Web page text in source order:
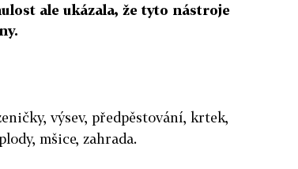
ale ukázala, že tyto nástroje
výsev, předpěstování, krtek,
mšice, zahrada.